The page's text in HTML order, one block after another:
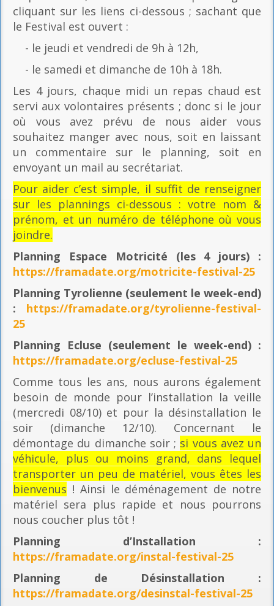
cliquant sur les liens ci-dessous ; sachant que
le Festival est ouvert :
- le jeudi et vendredi de 9h à 12h,
- le samedi et dimanche de 10h à 18h.
Les 4 jours, chaque midi un repas chaud est
servi aux volontaires présents ; donc si le jour
où vous avez prévu de nous aider vous
souhaitez manger avec nous, soit en laissant
un commentaire sur le planning, soit en
envoyant un mail au secrétariat.
Pour aider c’est simple, il suffit de renseigner
sur les plannings ci-dessous : votre nom &
prénom, et un numéro de téléphone où vous
joindre.
Planning Espace Motricité (les 4 jours) :
https://framadate.org/motricite-festival-25
Planning Tyrolienne (seulement le week-end)
: https://framadate.org/tyrolienne-festival-
25
Planning Ecluse (seulement le week-end) :
https://framadate.org/ecluse-festival-25
Comme tous les ans, nous aurons également
besoin de monde pour l’installation la veille
(mercredi 08/10) et pour la désinstallation le
soir (dimanche 12/10). Concernant le
démontage du dimanche soir ; si vous avez un
véhicule, plus ou moins grand, dans lequel
transporter un peu de matériel, vous êtes les
bienvenus ! Ainsi le déménagement de notre
matériel sera plus rapide et nous pourrons
nous coucher plus tôt !
Planning d’Installation :
https://framadate.org/instal-festival-25
Planning de Désinstallation :
https://framadate.org/desinstal-festival-25